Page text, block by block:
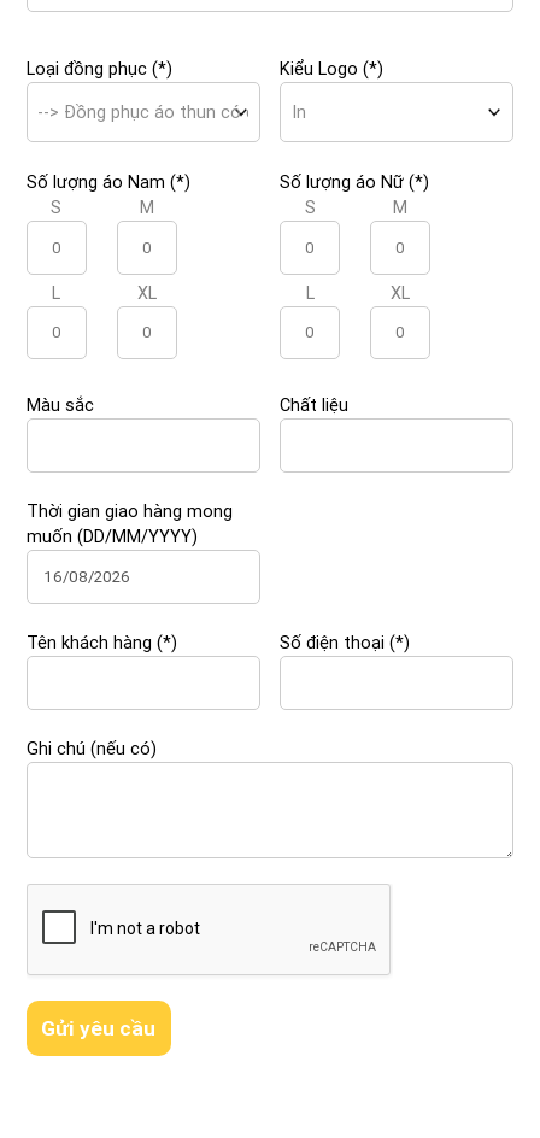
Loại đồng phục (*) Kiểu Logo (*)
Số lượng áo Nam (*)
S
M
L XL
Số lượng áo Nữ (*)
S
M
L XL
Màu sắc Chất liệu
Thời gian giao hàng mong
muốn (DD/MM/YYYY)
Tên khách hàng (*) Số điện thoại (*)
Ghi chú (nếu có)